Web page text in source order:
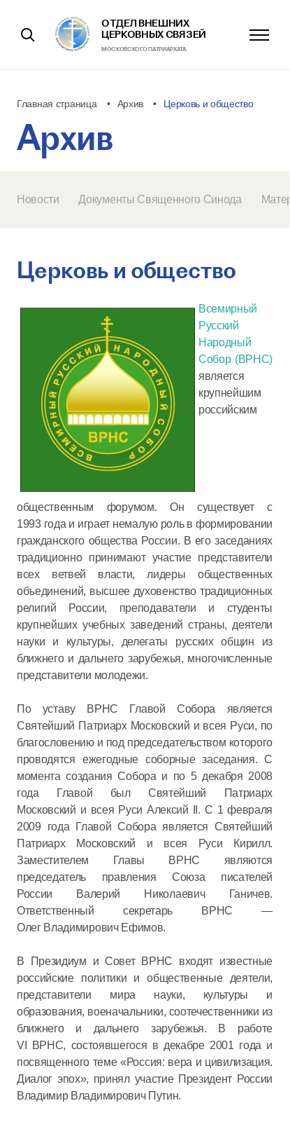
ОТДЕЛ ВНЕШНИХ
ЦЕРКОВНЫХ СВЯЗЕЙ
МОСКОВСКОГО ПАТРИАРХАТА
Главная страница Архив Церковь и общество
Архив
Новости Документы Священного Синода
Церковь и общество
Всемирный
Русский
Народный
Собор (ВРНС)
является
крупнейшим
российским
общественным форумом. Он существует с
1993 года и играет немалую роль в формировании
гражданского общества России. В его заседаниях
традиционно принимают участие представители
всех ветвей власти, лидеры общественных
объединений, высшее духовенство традиционных
религий России, преподаватели и студенты
крупнейших учебных заведений страны, деятели
науки и культуры, делегаты русских общин из
ближнего и дальнего зарубежья, многочисленные
представители молодежи.
По уставу ВРНС Главой Собора является
Святейший Патриарх Московский и всея Руси, по
благословению и под председательством которого
проводятся ежегодные соборные заседания. С
момента создания Собора и по 5 декабря 2008
года Главой был Святейший Патриарх
Московский и всея Руси Алексий II. С 1 февраля
2009 года Главой Собора является Святейший
Патриарх Московский и всея Руси Кирилл.
Заместителем Главы ВРНС являются
председатель правления Союза писателей
России Валерий Николаевич Ганичев.
Ответственный секретарь ВРНС —
Олег Владимирович Ефимов.
В Президиум и Совет ВРНС входят известные
российские политики и общественные деятели,
представители мира науки, культуры и
образования, военачальники, соотечественники из
ближнего и дальнего зарубежья. В работе
VI ВРНС, состоявшегося в декабре 2001 года и
посвященного теме «Россия: вера и цивилизация.
Диалог эпох», принял участие Президент России
Владимир Владимирович Путин.